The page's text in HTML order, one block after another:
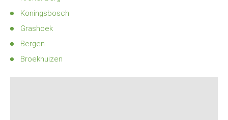
Koningsbosch
Grashoek
Bergen
Broekhuizen